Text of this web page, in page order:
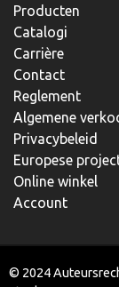
Producten
Catalogi
Carrière
Contact
Reglement
Algemene
Privacybeleid
Europese
Online winkel
Account
© 2024